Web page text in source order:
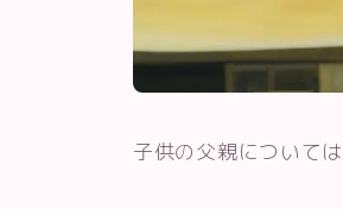
子供の父親について